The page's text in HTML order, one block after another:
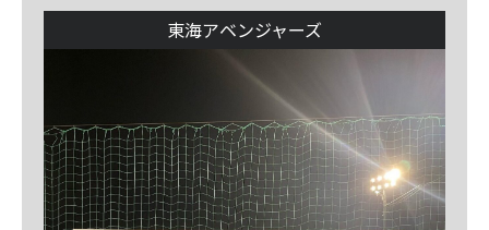
東海アベンジャーズ